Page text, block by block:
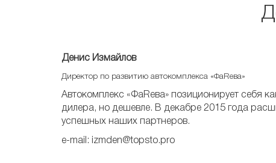
Денис Измайлов
Директор по развитию автокомплекса «ФаRева»
Автокомплекс «ФаRева» позиционирует себя
дилера, но дешевле. В декабре 2015 года
успешных наших партнеров.
e-mail: izmden@topsto.pro